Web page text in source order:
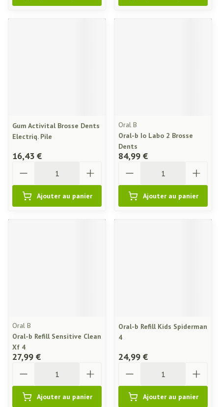
Gum Activital Brosse Dents
Electriq. Pile
16,43 €
Ajouter au panier
Oral B
Oral-b Io Labo 2 Brosse
Dents
84,99 €
Ajouter au panier
Oral B
Oral-b Refill Sensitive Clean
Xf 4
27,99 €
Ajouter au panier
Oral-b Refill Kids Spiderman
4
24,99 €
Ajouter au panier